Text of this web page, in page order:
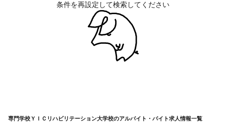
条件を再設定して検索してください
専門学校ＹＩＣリハビリテーション大学校のアルバイト・バイト求人情報一覧